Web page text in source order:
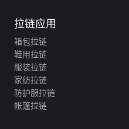
拉链应用
箱包拉链
鞋用拉链
服装拉链
家纺拉链
防护服拉链
帐篷拉链